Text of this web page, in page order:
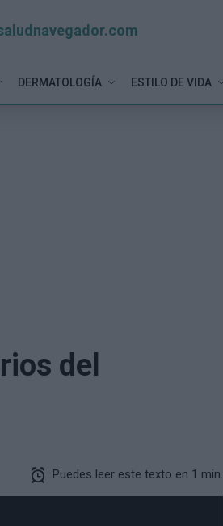
DERMATOLOGÍA ESTILO DE VIDA
del
Puedes leer este texto en 1 min.